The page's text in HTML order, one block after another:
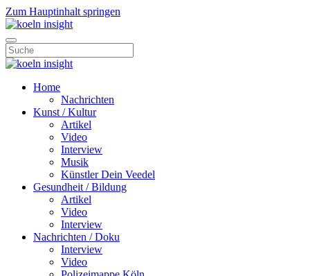
Zum Hauptinhalt springen
Home
Nachrichten
Kunst / Kultur
Artikel
Video
Interview
Musik
Künstler Dein Veedel
Gesundheit / Bildung
Artikel
Video
Interview
Nachrichten / Doku
Interview
Video